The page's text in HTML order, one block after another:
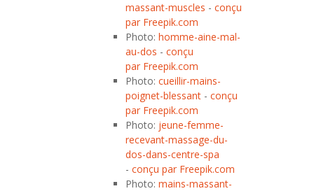
massant-muscles - conçu
par Freepik.com
Photo: homme-aine-mal-
au-dos - conçu
par Freepik.com
Photo: cueillir-mains-
poignet-blessant - conçu
par Freepik.com
Photo: jeune-femme-
recevant-massage-du-
dos-dans-centre-spa
- conçu par Freepik.com
Photo: mains-massant-